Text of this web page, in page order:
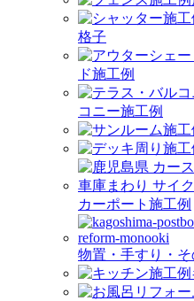
格子
ド施工例
コニー施工例
カーポート施工例
物置・手すり・